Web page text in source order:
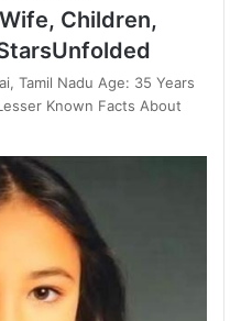
Children,
Tamil Nadu Age: 35 Years
Known Facts About